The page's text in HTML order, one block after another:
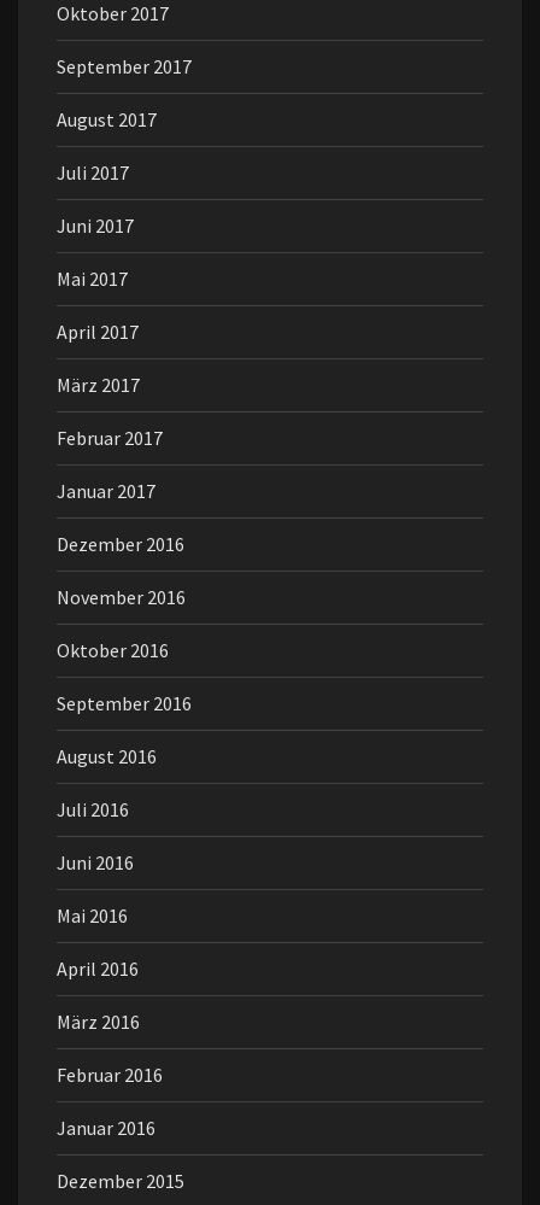
Oktober 2017
September 2017
August 2017
Juli 2017
Juni 2017
Mai 2017
April 2017
März 2017
Februar 2017
Januar 2017
Dezember 2016
November 2016
Oktober 2016
September 2016
August 2016
Juli 2016
Juni 2016
Mai 2016
April 2016
März 2016
Februar 2016
Januar 2016
Dezember 2015